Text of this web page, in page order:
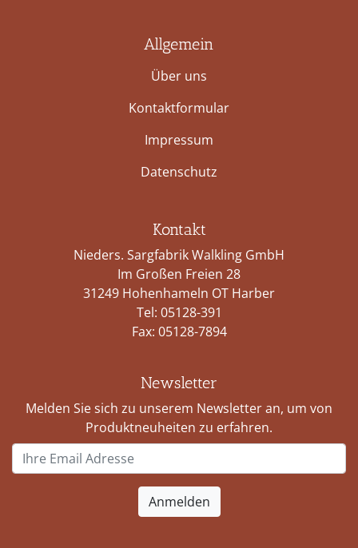
Allgemein
Über uns
Kontaktformular
Impressum
Datenschutz
Kontakt
Nieders. Sargfabrik Walkling GmbH
Im Großen Freien 28
31249 Hohenhameln OT Harber
Tel: 05128-391
Fax: 05128-7894
Newsletter
Melden Sie sich zu unserem Newsletter an, um von
Produktneuheiten zu erfahren.